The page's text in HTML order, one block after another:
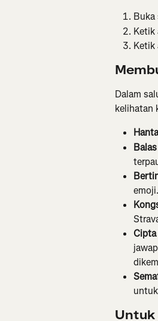
Buka
Ketik
Ketik
Dalam
kelihatan
Untuk